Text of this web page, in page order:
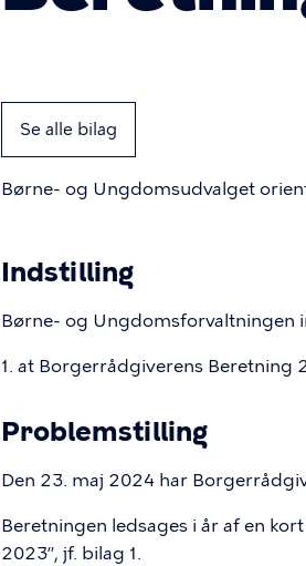
Se alle bilag
Børne- og Ungdomsudvalget
Indstilling
Børne- og Ungdomsforvaltningen
1. at Borgerrådgiverens Beretning
Problemstilling
Den 23. maj 2024 har
Beretningen ledsages i år af en
2023”, jf. bilag 1.